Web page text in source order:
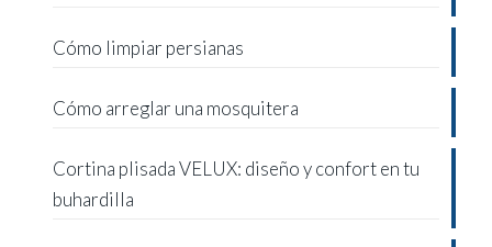
Cómo limpiar persianas
Cómo arreglar una mosquitera
Cortina plisada VELUX: diseño y confort en tu
buhardilla